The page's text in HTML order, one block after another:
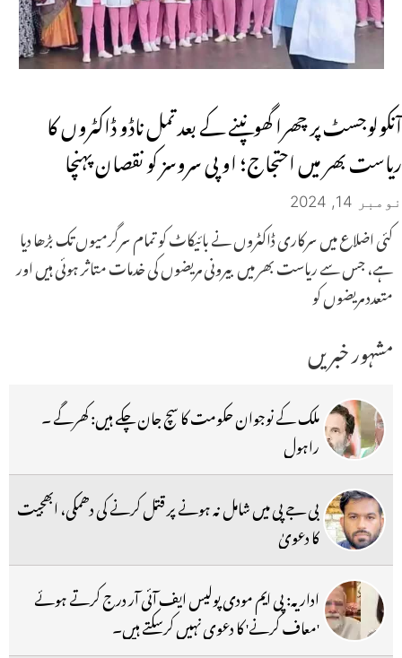
آنکولوجسٹ پر چھرا گھونپنے کے بعد تمل ناڈو ڈاکٹروں کا
ریاست بھر میں احتجاج؛ او پی سروسز کو نقصان پہنچا
نومبر 14, 2024
کئی اضلاع میں سرکاری ڈاکٹروں نے بائیکاٹ کو تمام سرگرمیوں تک بڑھا دیا
ہے، جس سے ریاست بھر میں بیرونی مریضوں کی خدمات متاثر ہوئی ہیں اور
متعدد مریضوں کو
مشہور خبریں
ملک کے نوجوان حکومت کا سچ جان چکے ہیں: کھرگے ۔
راہول
بی جے پی میں شامل نہ ہونے پر قتل کرنے کی دھمکی، ابھجیت
کا دعویٰ
اداریہ: پی ایم مودی پولیس ایف آئی آر درج کرتے ہوئے
'معاف کرنے' کا دعوی نہیں کرسکتے ہیں۔